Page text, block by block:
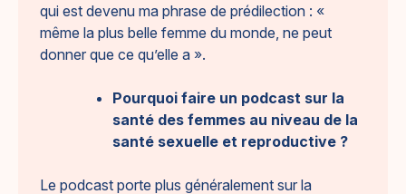
qui est devenu ma phrase de prédilection : «
même la plus belle femme du monde, ne peut
donner que ce qu’elle a ».
Pourquoi faire un podcast sur la
santé des femmes au niveau de la
santé sexuelle et reproductive ?
Le podcast porte plus généralement sur la